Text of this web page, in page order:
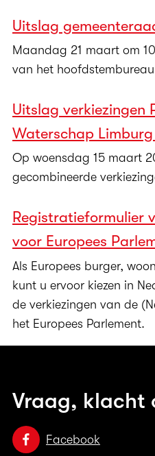
Uitslag
Maandag 21 maart om
van het
Uitslag verkiezingen
Waterschap
Op woensdag 15 maart
gecombineerde
Registratieformulier
voor Europees
Als Europees burger,
kunt u ervoor kiezen in
de verkiezingen van de
het Europees Parlement.
Vraag, klacht
Facebook